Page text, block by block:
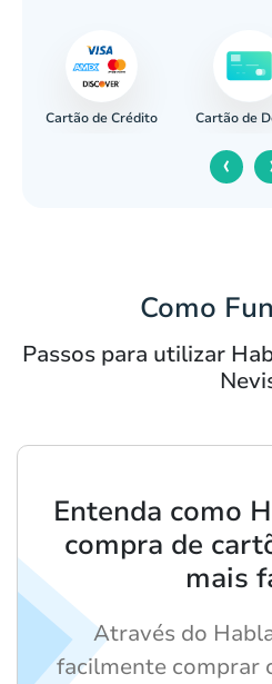
Cartão de Crédito Cartão de
‹
Como
Passos para utilizar
Entenda como
compra de
mais
Através do
facilmente comprar